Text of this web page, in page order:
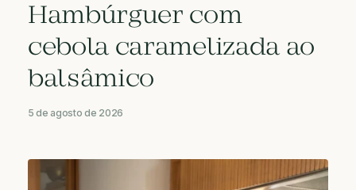
Hambúrguer com
cebola caramelizada ao
balsâmico
5 de agosto de 2026